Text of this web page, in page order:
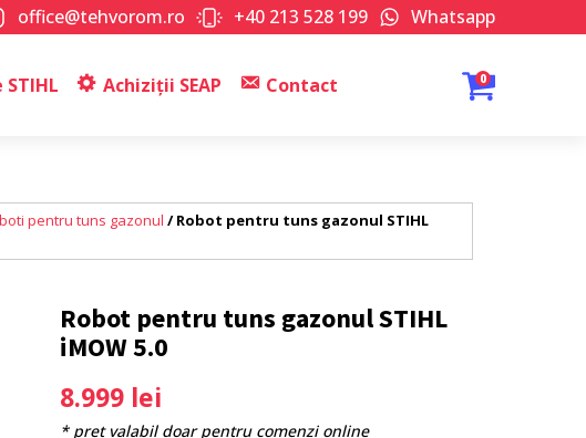
office@tehvorom.ro +40 213 528 199 Whatsapp
Achiziții SEAP Contact 0
pentru tuns gazonul / Robot pentru tuns gazonul STIHL
Robot pentru tuns gazonul STIHL
iMOW 5.0
8.999 lei
* pret valabil doar pentru comenzi online